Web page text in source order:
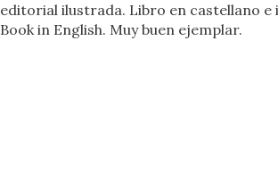
editorial ilustrada. Libro en castellano e
Book in English. Muy buen ejemplar.